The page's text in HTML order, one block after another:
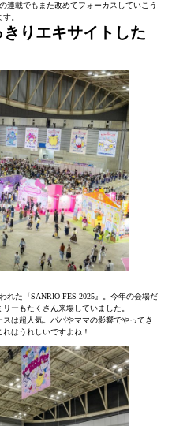
連載でもまた改めてフォーカスしていこう
。
りエキサイトした
れた『SANRIO FES 2025』。今年の会場だ
ーもたくさん来場していました。
は超人気。パパやママの影響でやってき
はうれしいですよね！